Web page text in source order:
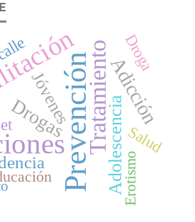
PrevenciónTratamientoAdicción
Drogas Adolescencia
Jóvenes
Droga
Salud
Erotismo